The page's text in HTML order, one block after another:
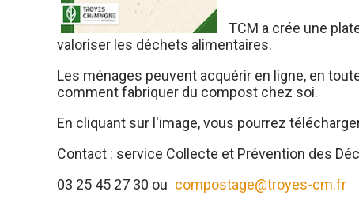
TCM a crée une
valoriser les déchets alimentaires.
Les ménages peuvent acquérir en ligne, en
comment fabriquer du compost chez soi.
En cliquant sur l'image, vous pourrez
Contact : service Collecte et Prévention des
03 25 45 27 30 ou compostage@troyes-cm.fr